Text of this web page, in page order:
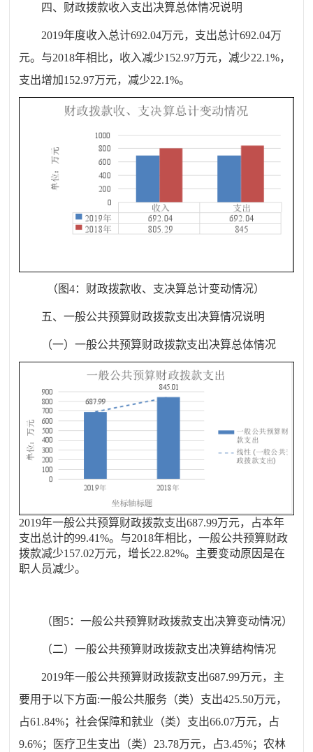
四、 财政拨款收入支出决算总体情况说明
2019年度收入总计692.04万元，支出总计692.04万
元。与2018年相比， 收入减少152.97万元， 减少22.1%，
支出增加152.97万元， 减少22.1%。
（图4：财政拨款收、支决算总计变动情况）
五、一般公共预算财政拨款支出决算情况说明
（一）一般公共预算财政拨款支出决算总体情况
2019年一般公共预算财政拨款支出687.99万元，占本年
支出总计的99.41%。与2018年相比，一般公共预算财政
拨款减少157.02万元，增长22.82%。 主要变动原因是在
职人员减少。
（图 5：一般公共预算财政拨款支出决算变动情况）
（二）一般公共预算财政拨款支出决算结构情况
2019年一般公共预算财政拨款支出687.99万元，主
要用于以下方面:一般公共服务（类） 支出425.50万元，
占61.84%；社会保障和就业（类） 支出66.07万元，占
9.6%； 医疗卫生支出（类） 23.78万元，占3.45%；农林